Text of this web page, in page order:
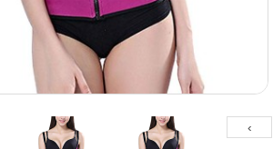
‹